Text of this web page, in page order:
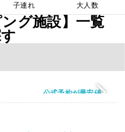
子連れ 大人数
ング施設】一覧
公式予約が最安値